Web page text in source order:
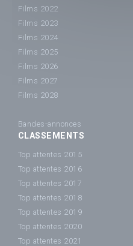
Films 2022
Films 2023
Films 2024
Films 2025
Films 2026
Films 2027
Films 2028
Bandes-annonces
CLASSEMENTS
Top attentes 2015
Top attentes 2016
Top attentes 2017
Top attentes 2018
Top attentes 2019
Top attentes 2020
Top attentes 2021